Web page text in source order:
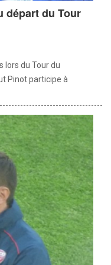
départ du Tour
lors du Tour du
Pinot participe à